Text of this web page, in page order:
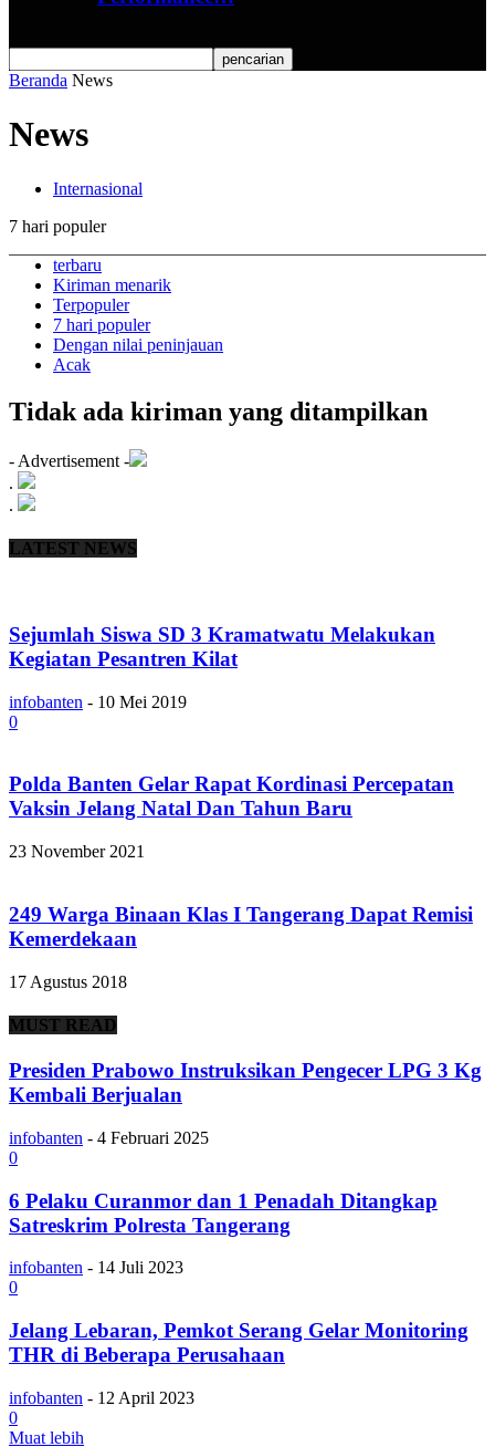
Beranda News
News
Internasional
7 hari populer
terbaru
Kiriman menarik
Terpopuler
7 hari populer
Dengan nilai peninjauan
Acak
Tidak ada kiriman yang ditampilkan
- Advertisement -
.
.
LATEST NEWS
Sejumlah Siswa SD 3 Kramatwatu Melakukan
Kegiatan Pesantren Kilat
infobanten - 10 Mei 2019
0
Polda Banten Gelar Rapat Kordinasi Percepatan
Vaksin Jelang Natal Dan Tahun Baru
23 November 2021
249 Warga Binaan Klas I Tangerang Dapat Remisi
Kemerdekaan
17 Agustus 2018
MUST READ
Presiden Prabowo Instruksikan Pengecer LPG 3 Kg
Kembali Berjualan
infobanten - 4 Februari 2025
0
6 Pelaku Curanmor dan 1 Penadah Ditangkap
Satreskrim Polresta Tangerang
infobanten - 14 Juli 2023
0
Jelang Lebaran, Pemkot Serang Gelar Monitoring
THR di Beberapa Perusahaan
infobanten - 12 April 2023
0
Muat lebih